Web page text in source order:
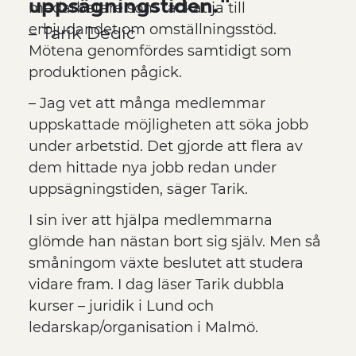
uppsägningstiden.
– Tarik Dedic
medarbetare som tackat ja till
erbjudandet om omställningsstöd.
Mötena genomfördes samtidigt som
produktionen pågick.
– Jag vet att många medlemmar
uppskattade möjligheten att söka jobb
under arbetstid. Det gjorde att flera av
dem hittade nya jobb redan under
uppsägningstiden, säger Tarik.
I sin iver att hjälpa medlemmarna
glömde han nästan bort sig själv. Men så
småningom växte beslutet att studera
vidare fram. I dag läser Tarik dubbla
kurser – juridik i Lund och
ledarskap/organisation i Malmö.